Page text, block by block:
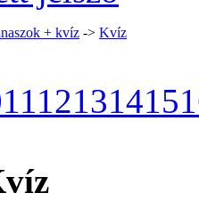
+ kvíz -> Kvíz
1112131415